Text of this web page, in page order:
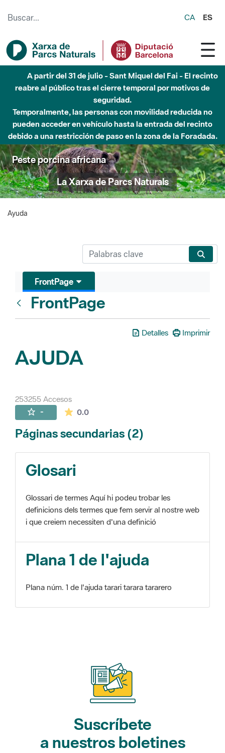
CA ES
A partir del 31 de julio - Sant Miquel del Fai - El recinto
reabre al público tras el cierre temporal por motivos de
seguridad.
Temporalmente, las personas con movilidad reducida no
pueden acceder en vehículo hasta la entrada del recinto
debido a una restricción de paso en la zona de la Foradada.
Peste porcina africana
La Xarxa de Parcs Naturals
Ayuda
FrontPage
FrontPage
Detalles Imprimir
AJUDA
253255 Accesos
- 0.0La valoración media es de 0 estrellas de
Páginas secundarias (2)
Glosari
Glossari de termes Aquí hi podeu trobar les
definicions dels termes que fem servir al nostre web
i que creiem necessiten d'una definició
Plana 1 de l'ajuda
Plana núm. 1 de l'ajuda tarari tarara tararero
Suscríbete
a nuestros boletines